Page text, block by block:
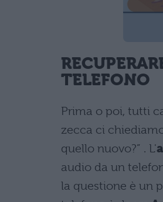
TELEFONO
Prima o poi, tutti
zecca ci
quello nuovo?” . L'
audio da un
la questione è un